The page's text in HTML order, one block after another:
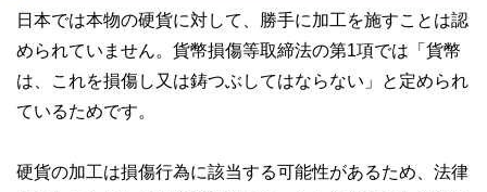
日本では本物の硬貨に対して、勝手に加工を施すことは認
められていません。貨幣損傷等取締法の第1項では「貨幣
は、これを損傷し又は鋳つぶしてはならない」と定められ
ているためです。
硬貨の加工は損傷行為に該当する可能性があるため、法律